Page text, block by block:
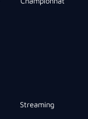
Streaming